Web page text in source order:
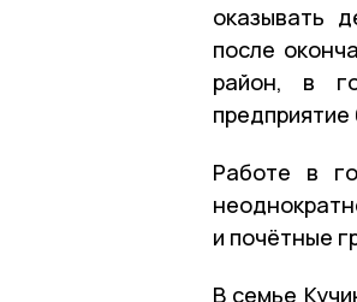
оказывать
после
район, в
Работе в
и почётные
В семье